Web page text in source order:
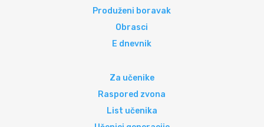
Produženi boravak
Obrasci
E dnevnik
Za učenike
Raspored zvona
List učenika